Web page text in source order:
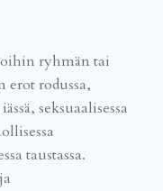
ryhmän tai
erot rodussa,
seksuaalisessa
taustassa.